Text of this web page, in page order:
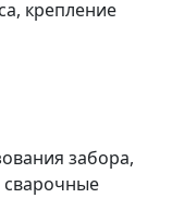
крепление
забора,
сварочные